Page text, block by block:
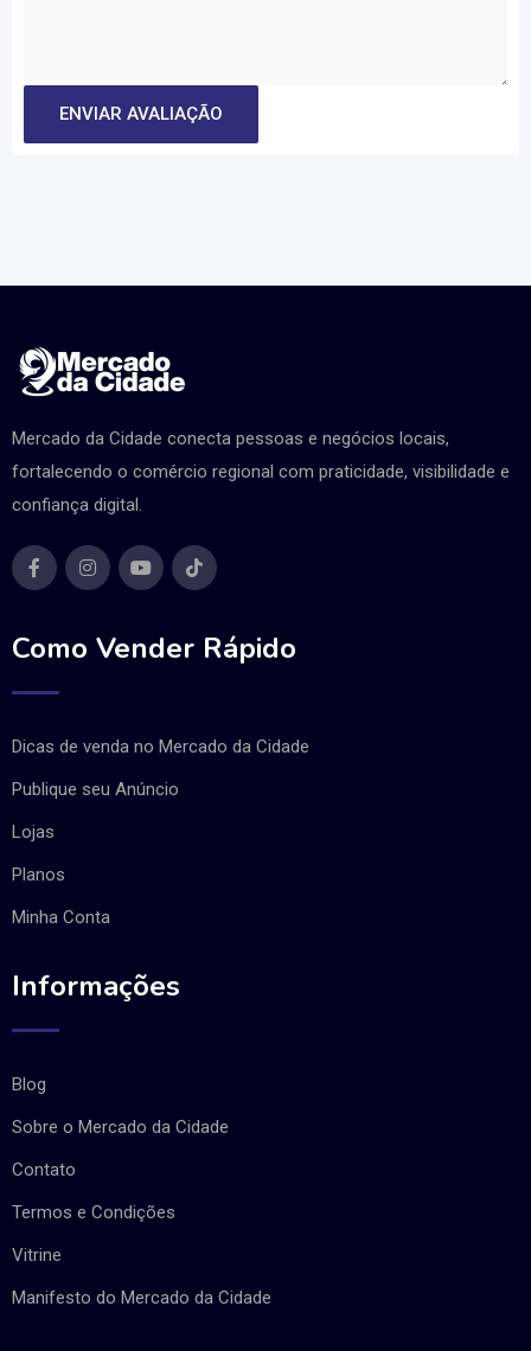
Mercado da Cidade conecta pessoas e negócios locais,
fortalecendo o comércio regional com praticidade, visibilidade e
confiança digital.
Como Vender Rápido
Dicas de venda no Mercado da Cidade
Publique seu Anúncio
Lojas
Planos
Minha Conta
Informações
Blog
Sobre o Mercado da Cidade
Contato
Termos e Condições
Vitrine
Manifesto do Mercado da Cidade